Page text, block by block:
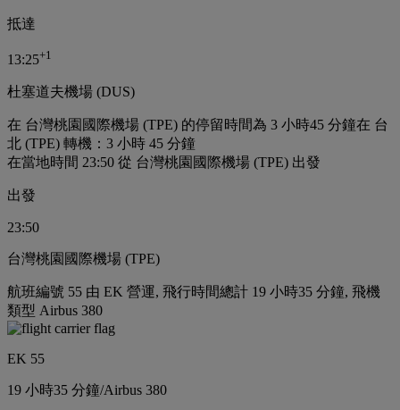
抵達
13:25+1
杜塞道夫機場 (DUS)
在 台灣桃園國際機場 (TPE) 的停留時間為 3 小時45 分鐘在 台
北 (TPE) 轉機：3 小時 45 分鐘
在當地時間 23:50 從 台灣桃園國際機場 (TPE) 出發
出發
23:50
台灣桃園國際機場 (TPE)
航班編號 55 由 EK 營運, 飛行時間總計 19 小時35 分鐘, 飛機
類型 Airbus 380
EK 55
19 小時35 分鐘/Airbus 380